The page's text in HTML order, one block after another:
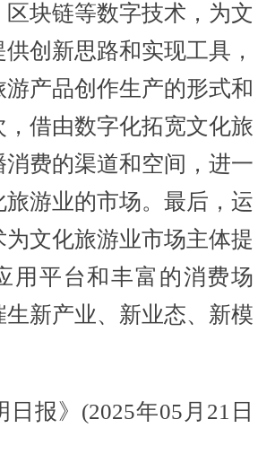
区块链等数字技术，为文
创新思路和实现工具，
产品创作生产的形式和
，借由数字化拓宽文化旅
消费的渠道和空间，进一
旅游业的市场。最后，运
为文化旅游业市场主体提
用平台和丰富的消费场
生新产业、新业态、新模
》(2025年05月21日